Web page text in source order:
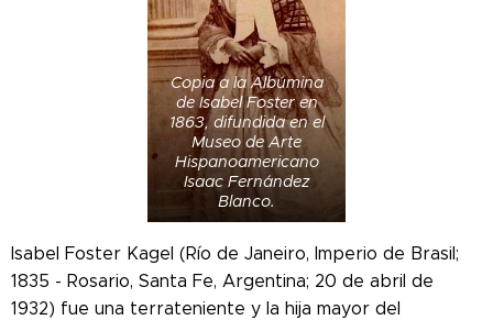
Copia a la Albúmina
de Isabel Foster en
1863, difundida en el
Museo de Arte
Hispanoamericano
Isaac Fernández
Blanco.
Isabel Foster Kagel (Río de Janeiro, Imperio de Brasil;
1835 - Rosario, Santa Fe, Argentina; 20 de abril de
1932) fue una terrateniente y la hija mayor del